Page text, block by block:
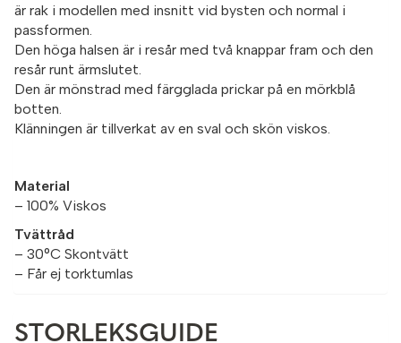
är rak i modellen med insnitt vid bysten och normal i
passformen.
Den höga halsen är i resår med två knappar fram och den
resår runt ärmslutet.
Den är mönstrad med färgglada prickar på en mörkblå
botten.
Klänningen är tillverkat av en sval och skön viskos.
Material
– 100% Viskos
Tvättråd
– 30°C Skontvätt
– Får ej torktumlas
STORLEKSGUIDE